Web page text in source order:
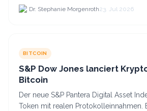
Dr. Stephanie Morgenroth23. Jul 2026
BITCOIN
S&P Dow Jones lanciert
Bitcoin
Der neue S&P Pantera Digital Asset
Token mit realen Protokolleinnahmen.